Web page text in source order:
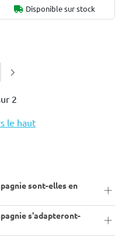
Disponible sur stock
2
le haut
sont-elles en
s'adapteront-